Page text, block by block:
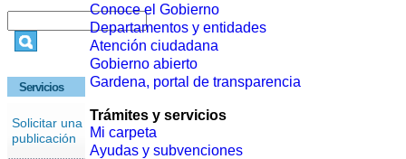
Servicios
Solicitar una
publicación
Conoce el Gobierno
Departamentos y entidades
Atención ciudadana
Gobierno abierto
Gardena, portal de transparencia
Trámites y servicios
Mi carpeta
Ayudas y subvenciones